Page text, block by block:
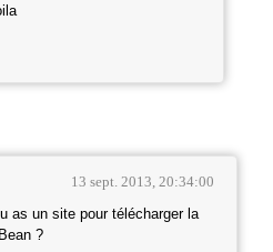
13 sept. 2013, 20:34:00
as un site pour télécharger la
?